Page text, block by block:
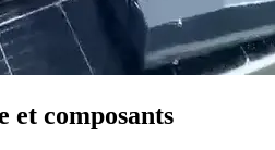
et composants